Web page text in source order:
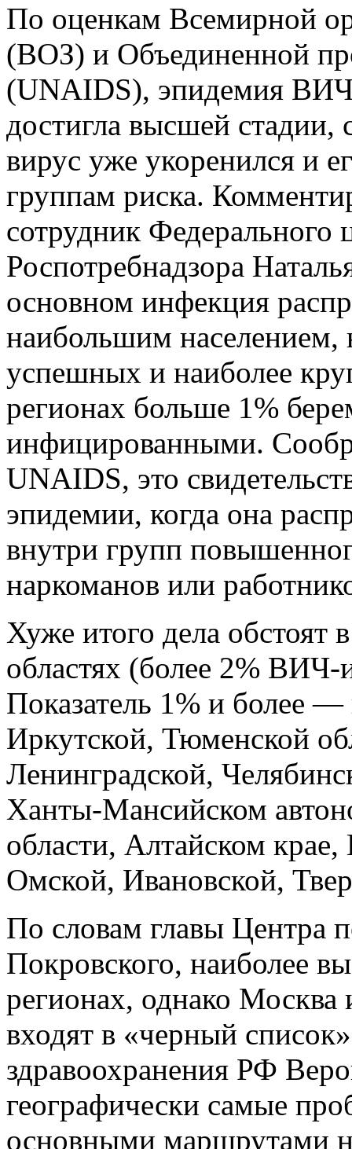
По оценкам Всемирной
(ВОЗ) и Объединенной
(UNAIDS), эпидемия ВИЧ
достигла высшей стадии,
вирус уже укоренился и
группам риска.
сотрудник
Роспотребнадзора
основном инфекция
наибольшим населением,
успешных и наиболее
регионах больше 1%
инфицированными.
UNAIDS, это
эпидемии, когда она
внутри групп
наркоманов или
Хуже итого дела обстоят
областях (более 2%
Показатель 1% и более
Иркутской, Тюменской
Ленинградской,
Ханты-Мансийском
области, Алтайском
Омской, Ивановской,
По словам главы
Покровского, наиболее
регионах, однако Москва
входят в «черный
здравоохранения РФ
географически самые
основными маршрутами